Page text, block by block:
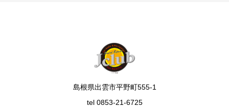
島根県出雲市平野町555-1
tel 0853-21-6725